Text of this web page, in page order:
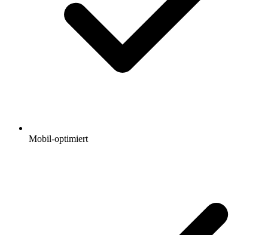
Mobil-optimiert